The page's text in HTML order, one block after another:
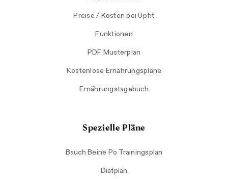
Preise / Kosten bei Upfit
Funktionen
PDF Musterplan
Kostenlose Ernährungspläne
Ernährungstagebuch
Spezielle Pläne
Bauch Beine Po Trainingsplan
Diätplan